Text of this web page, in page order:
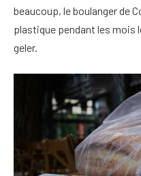
beaucoup, le boulanger de
plastique pendant les mois
geler.